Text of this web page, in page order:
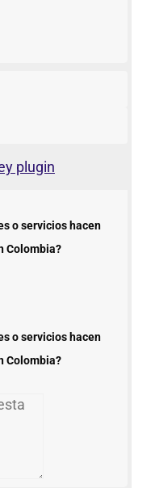
plugin
o servicios hacen
Colombia?
o servicios hacen
Colombia?